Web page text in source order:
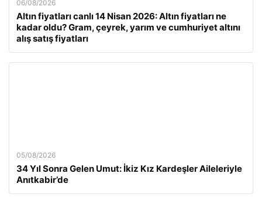
06/08/2026
Altın fiyatları canlı 14 Nisan 2026: Altın fiyatları ne
kadar oldu? Gram, çeyrek, yarım ve cumhuriyet altını
alış satış fiyatları
05/08/2026
34 Yıl Sonra Gelen Umut: İkiz Kız Kardeşler Aileleriyle
Anıtkabir’de